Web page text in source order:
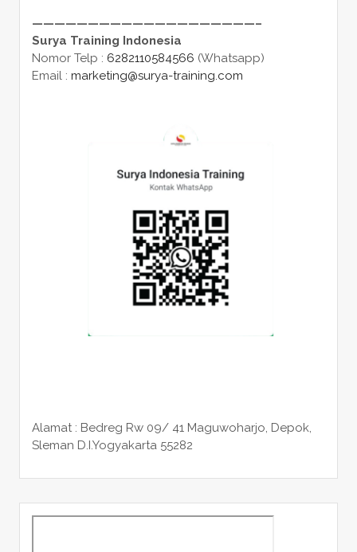
————————————————————–
Surya Training Indonesia
Nomor Telp : 6282110584566 (Whatsapp)
Email : marketing@surya-training.com
Alamat : Bedreg Rw 09/ 41 Maguwoharjo, Depok,
Sleman D.I.Yogyakarta 55282